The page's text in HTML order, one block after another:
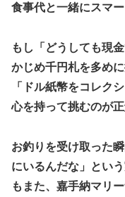
食事代と一緒にスマー
もし「どうしても現
かじめ千円札を多め
「ドル紙幣をコレク
心を持って挑むのが正
お釣りを受け取った
にいるんだな」とい
もまた、嘉手納マリ